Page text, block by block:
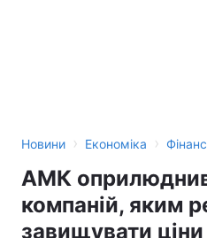
Новини › Економіка ›
АМК
компаній, яким
завищувати ціни